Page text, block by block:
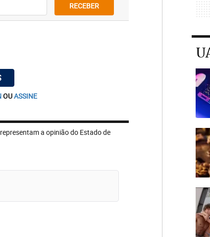
RECEBER
OUASSINE
a opinião do Estado de